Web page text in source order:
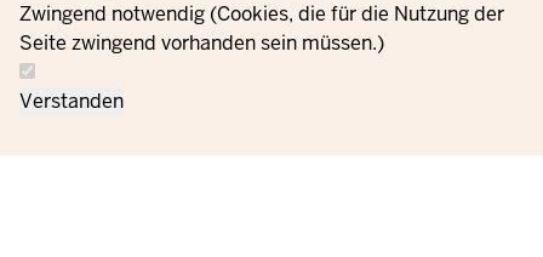
Zwingend notwendig (Cookies, die für die Nutzung der
Seite zwingend vorhanden sein müssen.)
Verstanden